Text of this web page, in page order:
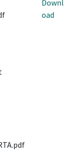
Downl
oad